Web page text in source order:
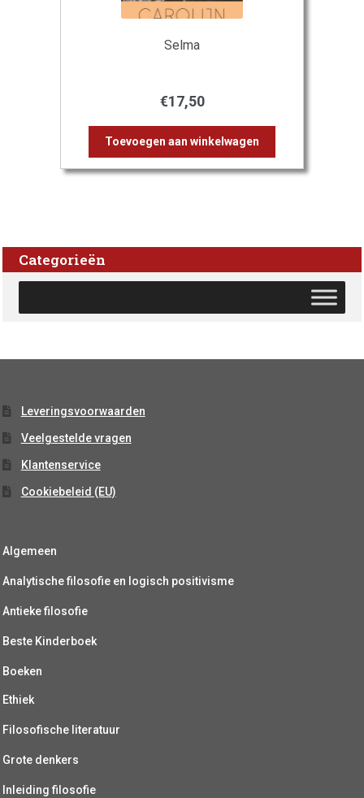
Selma
€17,50
Toevoegen aan winkelwagen
Categorieën
Leveringsvoorwaarden
Veelgestelde vragen
Klantenservice
Cookiebeleid (EU)
Algemeen
Analytische filosofie en logisch positivisme
Antieke filosofie
Beste Kinderboek
Boeken
Ethiek
Filosofische literatuur
Grote denkers
Inleiding filosofie